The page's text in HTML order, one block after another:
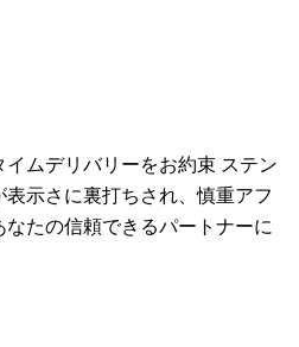
ムデリバリーをお約束 ステン
示さに裏打ちされ、慎重アフ
たの信頼できるパートナーに